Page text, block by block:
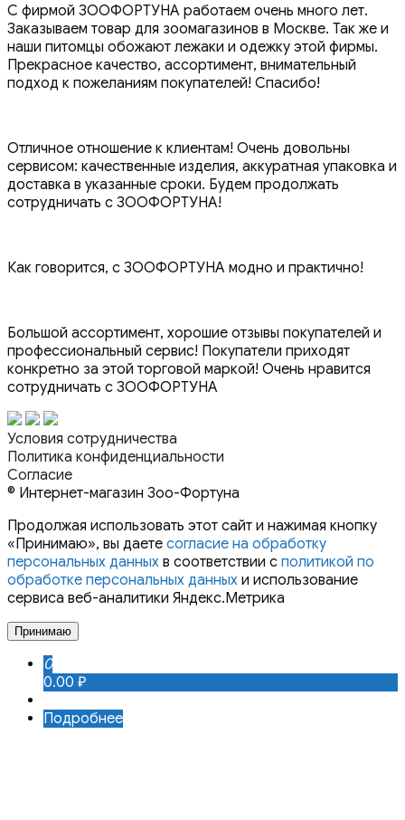
С фирмой ЗООФОРТУНА работаем очень много лет.
Заказываем товар для зоомагазинов в Москве. Так же и
наши питомцы обожают лежаки и одежку этой фирмы.
Прекрасное качество, ассортимент, внимательный
подход к пожеланиям покупателей! Спасибо!
Отличное отношение к клиентам! Очень довольны
сервисом: качественные изделия, аккуратная упаковка и
доставка в указанные сроки. Будем продолжать
сотрудничать с ЗООФОРТУНА!
Как говорится, с ЗООФОРТУНА модно и практично!
Большой ассортимент, хорошие отзывы покупателей и
профессиональный сервис! Покупатели приходят
конкретно за этой торговой маркой! Очень нравится
сотрудничать с ЗООФОРТУНА
Условия сотрудничества
Политика конфиденциальности
Согласие
© Интернет-магазин Зоо-Фортуна
Продолжая использовать этот сайт и нажимая кнопку
«Принимаю», вы даете согласие на обработку
персональных данных в соответствии с политикой по
обработке персональных данных и использование
сервиса веб-аналитики Яндекс.Метрика
Принимаю
0
0.00 ₽
Подробнее